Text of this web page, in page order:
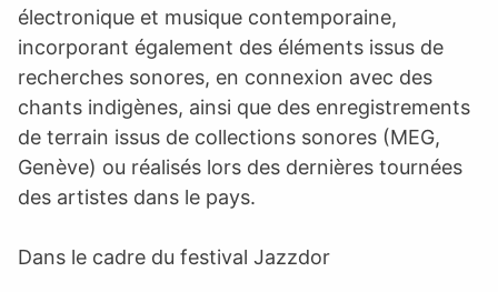
électronique et musique contemporaine,
incorporant également des éléments issus de
recherches sonores, en connexion avec des
chants indigènes, ainsi que des enregistrements
de terrain issus de collections sonores (MEG,
Genève) ou réalisés lors des dernières tournées
des artistes dans le pays.
Dans le cadre du festival Jazzdor